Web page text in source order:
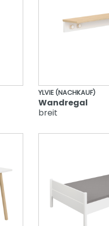
YLVIE (NACHKAUF)
Wandregal
breit